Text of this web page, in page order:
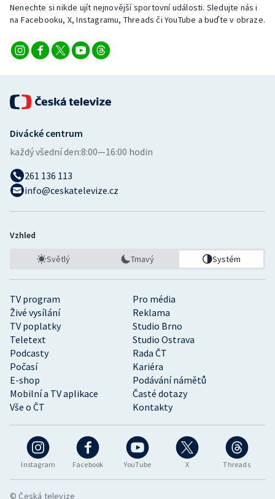
Veslování
Vodní slalom
Volejbal
Ostatní
Nenechte si nikde ujít nejnovější sportovní události. Sledujte nás i
na Facebooku, X, Instagramu, Threads či YouTube a buďte v obraze.
Instagram Facebook YouTube X Threads
TV program
Pro média
Živé vysílání
Reklama
TV poplatky
Studio Brno
Teletext
Studio Ostrava
Podcasty
Rada ČT
Počasí
Kariéra
E-shop
Podávání námětů
Mobilní a TV aplikace
Časté dotazy
Vše o ČT
Kontakty
Divácké centrum
každý všední den:8:00—16:00 hodin
261 136 113
info@ceskatelevize.cz
Vzhled
Světlý Tmavý Systém
© Česká televize